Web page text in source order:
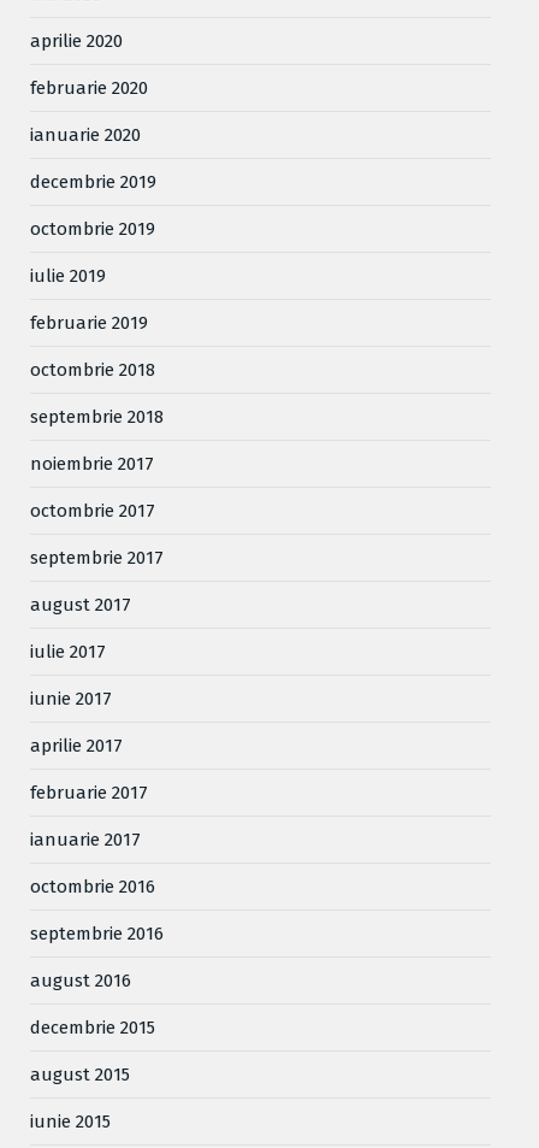
aprilie 2020
februarie 2020
ianuarie 2020
decembrie 2019
octombrie 2019
iulie 2019
februarie 2019
octombrie 2018
septembrie 2018
noiembrie 2017
octombrie 2017
septembrie 2017
august 2017
iulie 2017
iunie 2017
aprilie 2017
februarie 2017
ianuarie 2017
octombrie 2016
septembrie 2016
august 2016
decembrie 2015
august 2015
iunie 2015